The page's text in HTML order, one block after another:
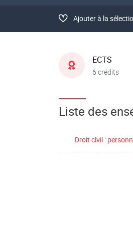
Ajouter à la
ECTS
6 crédits
Liste des
Droit civil :